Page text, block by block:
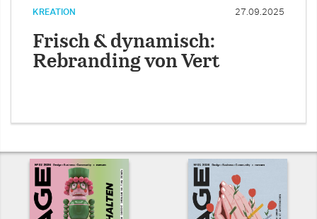
KREATION 27.09.2025
Frisch & dynamisch:
Rebranding von Vert